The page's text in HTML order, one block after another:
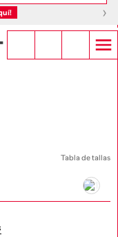
›
›
Tabla de tallas